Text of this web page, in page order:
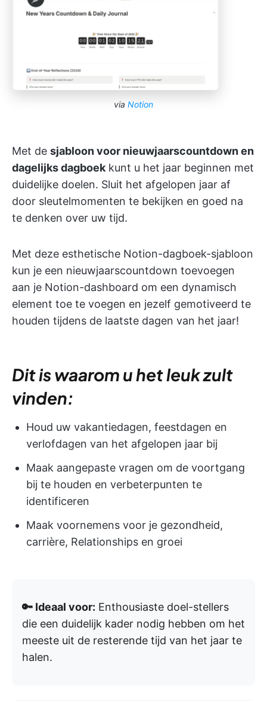
via Notion
Met de sjabloon voor nieuwjaarscountdown en
dagelijks dagboek kunt u het jaar beginnen met
duidelijke doelen. Sluit het afgelopen jaar af
door sleutelmomenten te bekijken en goed na
te denken over uw tijd.
Met deze esthetische Notion-dagboek-sjabloon
kun je een nieuwjaarscountdown toevoegen
aan je Notion-dashboard om een dynamisch
element toe te voegen en jezelf gemotiveerd te
houden tijdens de laatste dagen van het jaar!
Dit is waarom u het leuk zult
vinden:
Houd uw vakantiedagen, feestdagen en
verlofdagen van het afgelopen jaar bij
Maak aangepaste vragen om de voortgang
bij te houden en verbeterpunten te
identificeren
Maak voornemens voor je gezondheid,
carrière, Relationships en groei
🔑 Ideaal voor: Enthousiaste doel-stellers
die een duidelijk kader nodig hebben om het
meeste uit de resterende tijd van het jaar te
halen.